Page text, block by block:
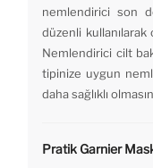
nemlendirici son
düzenli
Nemlendirici cilt
tipinize uygun
daha sağlıklı
Pratik Garnier